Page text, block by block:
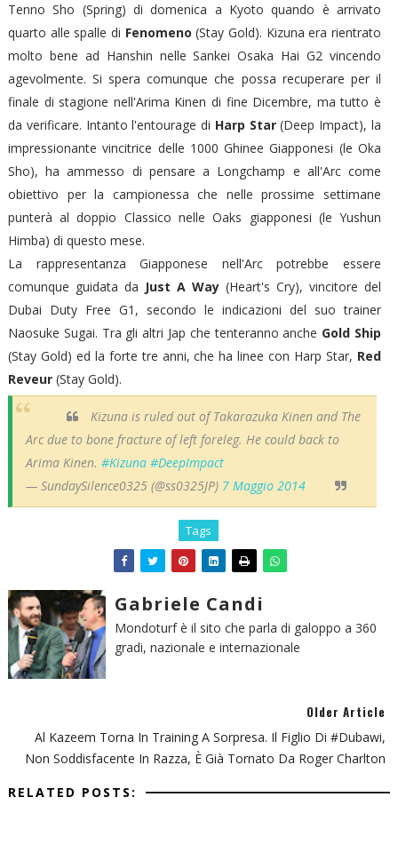
Tenno Sho (Spring) di domenica a Kyoto quando è arrivato
quarto alle spalle di Fenomeno (Stay Gold). Kizuna era rientrato
molto bene ad Hanshin nelle Sankei Osaka Hai G2 vincendo
agevolmente. Si spera comunque che possa recuperare per il
finale di stagione nell'Arima Kinen di fine Dicembre, ma tutto è
da verificare. Intanto l'entourage di Harp Star(Deep Impact), la
impressionante vincitrice delle 1000 Ghinee Giapponesi (le Oka
Sho), ha ammesso di pensare a Longchamp e all'Arc come
obiettivo per la campionessa che nelle prossime settimane
punterà al doppio Classico nelle Oaks giapponesi (le Yushun
Himba) di questo mese.
La rappresentanza Giapponese nell'Arc potrebbe essere
comunque guidata da Just A Way (Heart's Cry), vincitore del
Dubai Duty Free G1, secondo le indicazioni del suo trainer
Naosuke Sugai. Tra gli altri Jap che tenteranno anche Gold Ship
(Stay Gold) ed la forte tre anni, che ha linee con Harp Star, Red
Reveur(Stay Gold).
Kizuna is ruled out of Takarazuka Kinen and The
Arc due to bone fracture of left foreleg. He could back to
Arima Kinen. #Kizuna #DeepImpact
— SundaySilence0325 (@ss0325JP) 7 Maggio 2014
Tags
Gabriele Candi
Mondoturf è il sito che parla di galoppo a 360
gradi, nazionale e internazionale
Older Article
Al Kazeem Torna In Training A Sorpresa. Il Figlio Di #Dubawi,
Non Soddisfacente In Razza, È Già Tornato Da Roger Charlton
RELATED POSTS: